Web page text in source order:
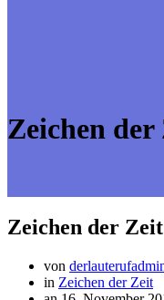
Zeichen der
Zeichen der Zeit
von
in Zeichen der Zeit